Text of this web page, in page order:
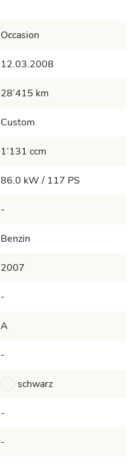
Occasion
12.03.2008
28’415 km
Custom
1’131 ccm
86.0 kW / 117 PS
-
Benzin
2007
-
A
-
schwarz
-
-